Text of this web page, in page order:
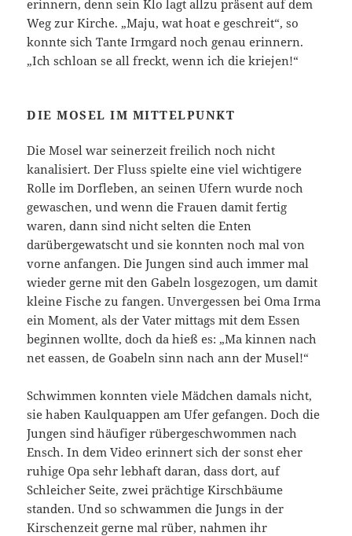
erinnern, denn sein Klo lagt allzu präsent auf dem
Weg zur Kirche. „Maju, wat hoat e geschreit“, so
konnte sich Tante Irmgard noch genau erinnern.
„Ich schloan se all freckt, wenn ich die kriejen!“
DIE MOSEL IM MITTELPUNKT
Die Mosel war seinerzeit freilich noch nicht
kanalisiert. Der Fluss spielte eine viel wichtigere
Rolle im Dorfleben, an seinen Ufern wurde noch
gewaschen, und wenn die Frauen damit fertig
waren, dann sind nicht selten die Enten
darübergewatscht und sie konnten noch mal von
vorne anfangen. Die Jungen sind auch immer mal
wieder gerne mit den Gabeln losgezogen, um damit
kleine Fische zu fangen. Unvergessen bei Oma Irma
ein Moment, als der Vater mittags mit dem Essen
beginnen wollte, doch da hieß es: „Ma kinnen nach
net eassen, de Goabeln sinn nach ann der Musel!“
Schwimmen konnten viele Mädchen damals nicht,
sie haben Kaulquappen am Ufer gefangen. Doch die
Jungen sind häufiger rübergeschwommen nach
Ensch. In dem Video erinnert sich der sonst eher
ruhige Opa sehr lebhaft daran, dass dort, auf
Schleicher Seite, zwei prächtige Kirschbäume
standen. Und so schwammen die Jungs in der
Kirschenzeit gerne mal rüber, nahmen ihr